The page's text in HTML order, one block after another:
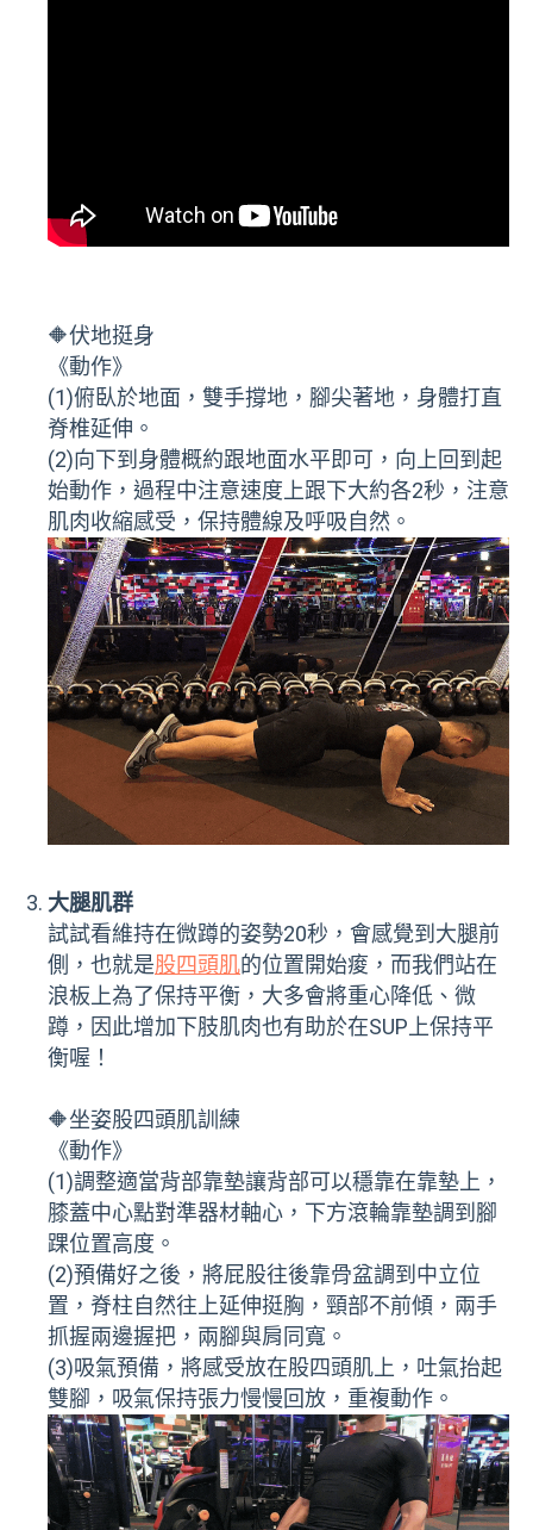
🔶伏地挺身
《動作》
(1)俯臥於地面，雙手撐地，腳尖著地，身體打直
脊椎延伸。
(2)向下到身體概約跟地面水平即可，向上回到起
始動作，過程中注意速度上跟下大約各2秒，注意
肌肉收縮感受，保持體線及呼吸自然。
大腿肌群
試試看維持在微蹲的姿勢20秒，會感覺到大腿前
側，也就是股四頭肌的位置開始痠，而我們站在
浪板上為了保持平衡，大多會將重心降低、微
蹲，因此增加下肢肌肉也有助於在SUP上保持平
衡喔！
🔶坐姿股四頭肌訓練
《動作》
(1)調整適當背部靠墊讓背部可以穩靠在靠墊上，
膝蓋中心點對準器材軸心，下方滾輪靠墊調到腳
踝位置高度。
(2)預備好之後，將屁股往後靠骨盆調到中立位
置，脊柱自然往上延伸挺胸，頸部不前傾，兩手
抓握兩邊握把，兩腳與肩同寬。
(3)吸氣預備，將感受放在股四頭肌上，吐氣抬起
雙腳，吸氣保持張力慢慢回放，重複動作。